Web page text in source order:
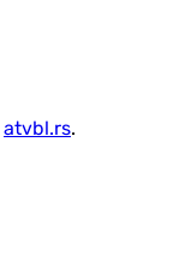
atvbl.rs.